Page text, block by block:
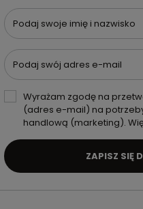
Podaj swoje imię i nazwisko
Podaj swój adres e-mail
Wyrażam zgodę na
(adres e-mail) na
handlową (marketing).
ZAPISZ SIĘ